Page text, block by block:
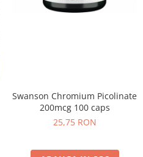
Swanson Chromium Picolinate
200mcg 100 caps
25,75 RON